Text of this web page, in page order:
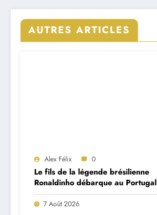
AUTRES ARTICLES
Alex Félix 0
Le fils de la légende brésilienne
Ronaldinho débarque au Portugal
7 Août 2026